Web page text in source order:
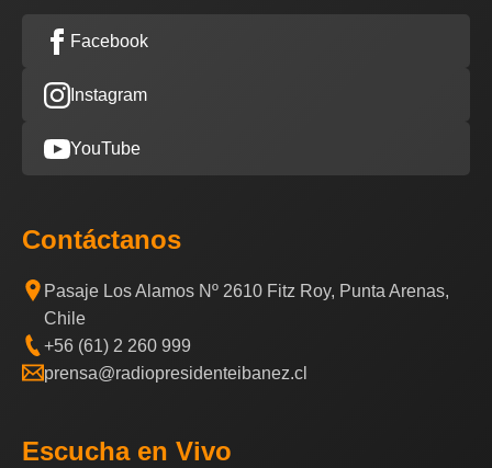
Facebook
Instagram
YouTube
Contáctanos
Pasaje Los Alamos Nº 2610 Fitz Roy, Punta Arenas,
Chile
+56 (61) 2 260 999
prensa@radiopresidenteibanez.cl
Escucha en Vivo